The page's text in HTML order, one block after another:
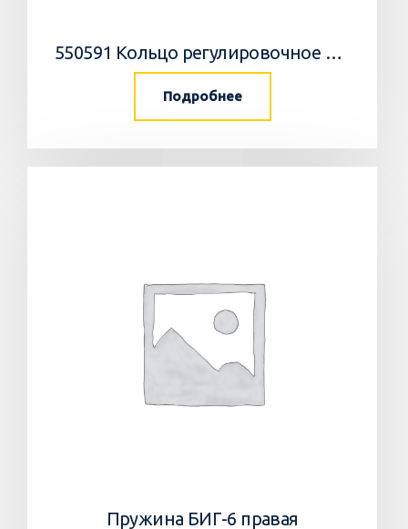
550591 Кольцо регулировочное 0,05мм/WEDGE
Подробнее
Пружина БИГ-6 правая